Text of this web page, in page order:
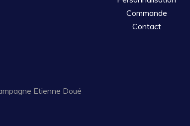
Commande
Contact
Etienne Doué